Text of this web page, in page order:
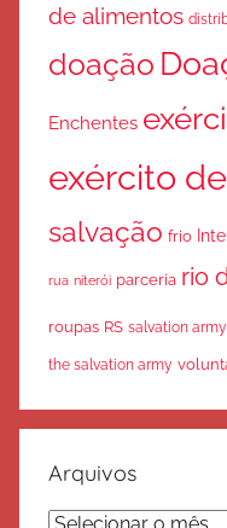
de alimentos
doação
Enchentes
exército
salvação frio
rua niterói parceria rio
roupas RS salvation army
the salvation army
Arquivos
Arquivos